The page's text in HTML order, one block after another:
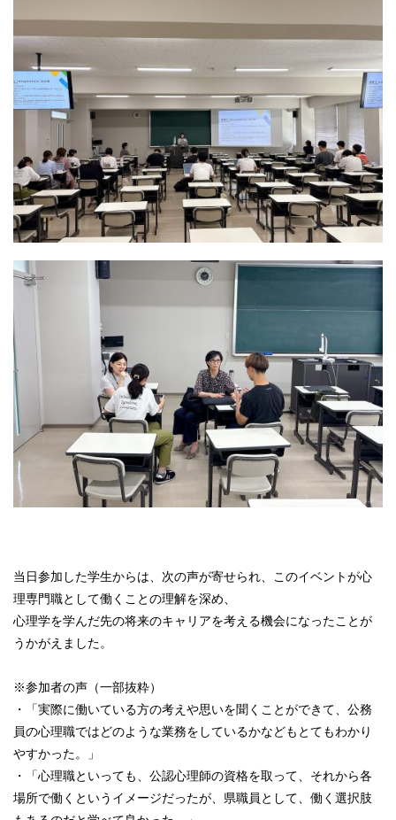
当日参加した学生からは、次の声が寄せられ、このイベントが心
理専門職として働くことの理解を深め、
心理学を学んだ先の将来のキャリアを考える機会になったことが
うかがえました。
※参加者の声（一部抜粋）
・「実際に働いている方の考えや思いを聞くことができて、公務
員の心理職ではどのような業務をしているかなどもとてもわかり
やすかった。」
・「心理職といっても、公認心理師の資格を取って、それから各
場所で働くというイメージだったが、県職員として、働く選択肢